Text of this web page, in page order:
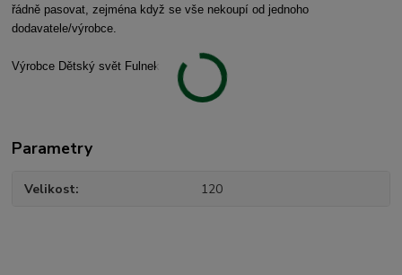
řádně pasovat, zejména když se vše nekoupí od jednoho
dodavatele/výrobce.
Výrobce Dětský svět Fulnek
Parametry
Velikost 120